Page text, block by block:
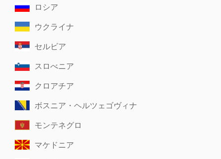
ロシア
ウクライナ
セルビア
スロべニア
クロアチア
ボスニア・ヘルツェゴヴィナ
モンテネグロ
マケドニア